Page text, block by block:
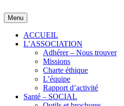
to
content
Menu
ACCUEIL
L’ASSOCIATION
Adhérer – Nous trouver
Missions
Charte éthique
L’équipe
Rapport d’activité
Santé – SOCIAL